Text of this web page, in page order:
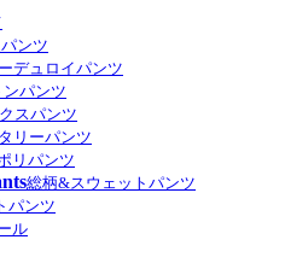
ンツ
デュロイパンツ
ンパンツ
スパンツ
リーパンツ
リパンツ
総柄&スウェットパンツ
パンツ
ル